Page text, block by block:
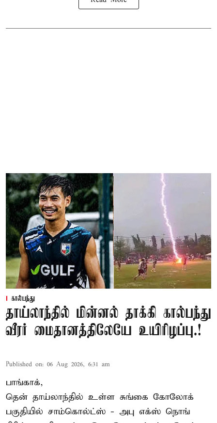
கால்பந்து
தாய்லாந்தில் மின்னல் தாக்கி கால்பந்து
வீரர் மைதானத்திலேயே உயிரிழப்பு.!
Published on: 06 Aug 2026, 6:31 am
பாங்காக்,
தென் தாய்லாந்தில் உள்ள சுங்கை கோலோக்
பகுதியில் சாம்கொல்ட்ஸ் - அபு எக்ஸ் நொங்